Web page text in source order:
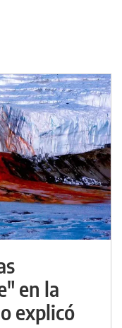
en la
explicó